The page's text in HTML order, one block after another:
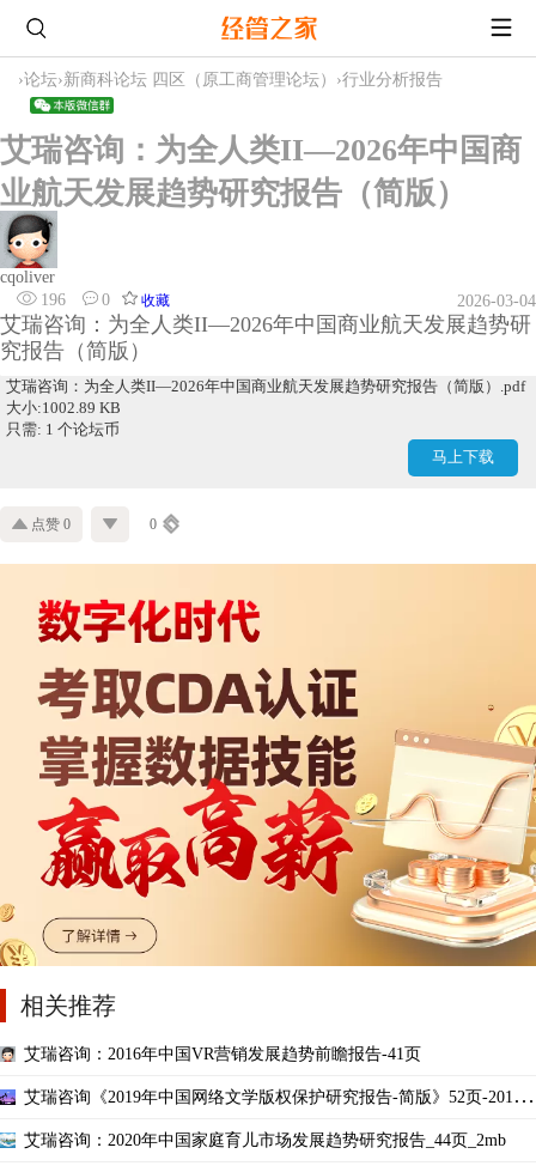
›论坛›新商科论坛 四区（原工商管理论坛） ›行业分析报告
艾瑞咨询：为全人类II—2026年中国商
业航天发展趋势研究报告（简版）
cqoliver
196
0 收藏 2026-03-04
艾瑞咨询：为全人类II—2026年中国商业航天发展趋势研
究报告（简版）
艾瑞咨询：为全人类II—2026年中国商业航天发展趋势研究报告（简版）.pdf
大小:1002.89 KB
只需: 1 个论坛币
马上下载
点赞 0 0
相关推荐
艾瑞咨询：2016年中国VR营销发展趋势前瞻报告-41页
艾瑞咨询《2019年中国网络文学版权保护研究报告-简版》52页-2019
艾瑞咨询：2020年中国家庭育儿市场发展趋势研究报告_44页_2mb